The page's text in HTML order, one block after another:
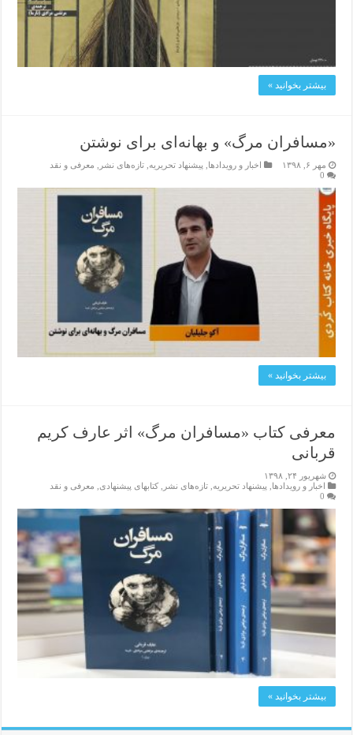
بیشتر بخوانید »
«مسافران مرگ» و بهانەای برای نوشتن
مهر ۶, ۱۳۹۸ اخبار و رویدادها پیشنهاد تحریریه ,تازەهای نشر
معرفی و نقد
0
بیشتر بخوانید »
معرفی کتاب «مسافران مرگ» اثر عارف کریم
قربانی
شهریور ۲۴, ۱۳۹۸
اخبار و رویدادها
پیشنهاد تحریریه ,تازەهای نشر ,کتابهای پیشنهادی
معرفی و نقد
0
بیشتر بخوانید »